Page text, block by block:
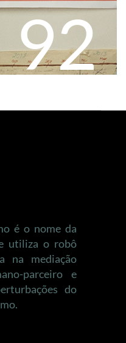
92
é o nome da
utiliza o robô
na mediação
parceiro e
do